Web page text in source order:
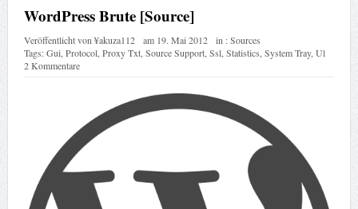
WordPress Brute [Source]
Veröffentlicht von¥akuza112 am 19. Mai 2012 in :Sources
Tags:Gui,Protocol,Proxy Txt,Source Support,Ssl,Statistics,System Tray,Ul
2 Kommentare